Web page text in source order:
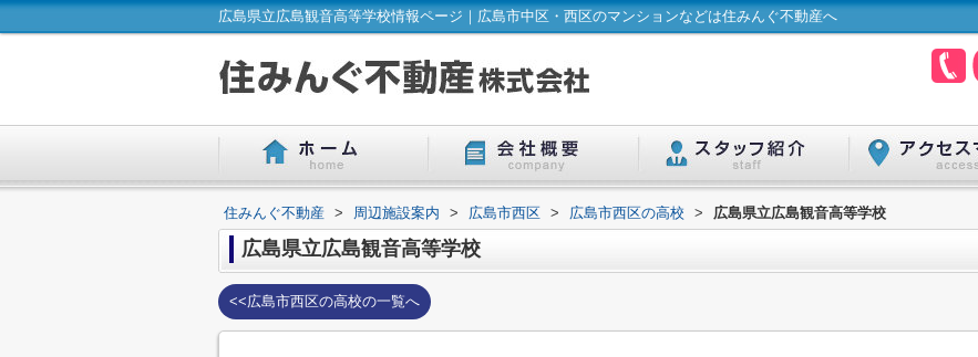
広島県立広島観音高等学校情報ページ｜広島市中区・西区のマンションなどは住みんぐ不動産へ
住みんぐ不動産 > 周辺施設案内 > 広島市西区 > 広島市西区の高校 > 広島県立広島観音高等学校
広島県立広島観音高等学校
<<広島市西区の高校の一覧へ